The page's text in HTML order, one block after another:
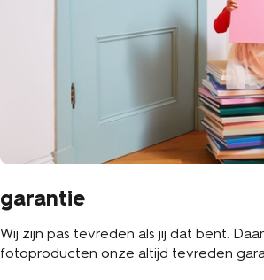
garantie
Wij zijn pas tevreden als jij dat bent.
fotoproducten onze altijd tevreden